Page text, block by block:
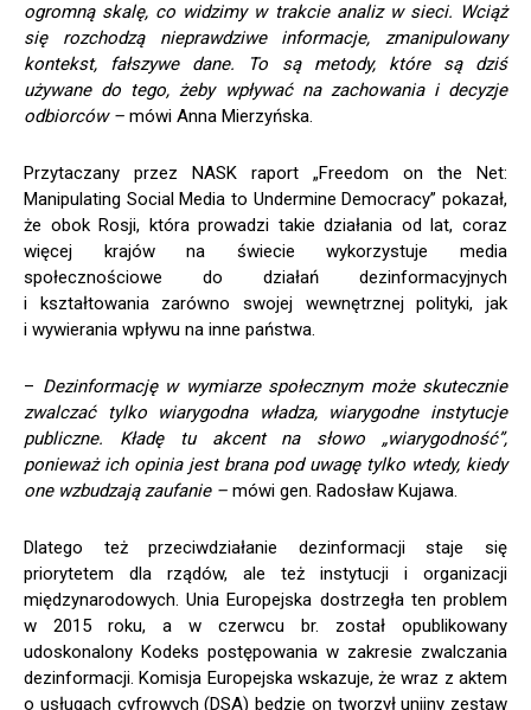
ogromną skalę, co widzimy w trakcie analiz w sieci. Wciąż
się rozchodzą nieprawdziwe informacje, zmanipulowany
kontekst, fałszywe dane. To są metody, które są dziś
używane do tego, żeby wpływać na zachowania i decyzje
odbiorców – mówi Anna Mierzyńska.
Przytaczany przez NASK raport „Freedom on the Net:
Manipulating Social Media to Undermine Democracy” pokazał,
że obok Rosji, która prowadzi takie działania od lat, coraz
więcej krajów na świecie wykorzystuje media
społecznościowe do działań dezinformacyjnych
i kształtowania zarówno swojej wewnętrznej polityki, jak
i wywierania wpływu na inne państwa.
– Dezinformację w wymiarze społecznym może skutecznie
zwalczać tylko wiarygodna władza, wiarygodne instytucje
publiczne. Kładę tu akcent na słowo „wiarygodność”,
ponieważ ich opinia jest brana pod uwagę tylko wtedy, kiedy
one wzbudzają zaufanie – mówi gen. Radosław Kujawa.
Dlatego też przeciwdziałanie dezinformacji staje się
priorytetem dla rządów, ale też instytucji i organizacji
międzynarodowych. Unia Europejska dostrzegła ten problem
w 2015 roku, a w czerwcu br. został opublikowany
udoskonalony Kodeks postępowania w zakresie zwalczania
dezinformacji. Komisja Europejska wskazuje, że wraz z aktem
o usługach cyfrowych (DSA) będzie on tworzył unijny zestaw